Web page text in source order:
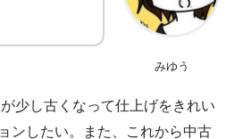
みゆう
少し古くなって仕上げをきれい
ンしたい。また、これから中古